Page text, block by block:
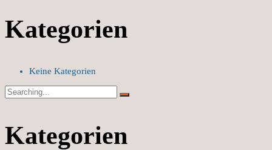
Kategorien
Keine Kategorien
Search
for:
Kategorien